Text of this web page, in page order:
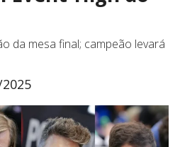
da mesa final; campeão levará